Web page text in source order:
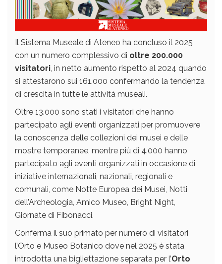
Il Sistema Museale di Ateneo ha concluso il 2025
con un numero complessivo di oltre 200.000
visitatori , in netto aumento rispetto al 2024 quando
si attestarono sui 161.000 confermando la tendenza
di crescita in tutte le attività museali.
Oltre 13.000 sono stati i visitatori che hanno
partecipato agli eventi organizzati per promuovere
la conoscenza delle collezioni dei musei e delle
mostre temporanee, mentre più di 4.000 hanno
partecipato agli eventi organizzati in occasione di
iniziative internazionali, nazionali, regionali e
comunali, come Notte Europea dei Musei, Notti
dell’Archeologia, Amico Museo, Bright Night,
Giornate di Fibonacci.
Conferma il suo primato per numero di visitatori
l’Orto e Museo Botanico dove nel 2025 è stata
introdotta una bigliettazione separata per l’Orto